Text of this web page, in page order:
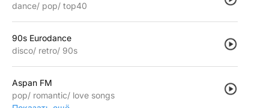
dance pop top40
90s Eurodance
disco retro 90s
Aspan FM
pop
romantic
love songs